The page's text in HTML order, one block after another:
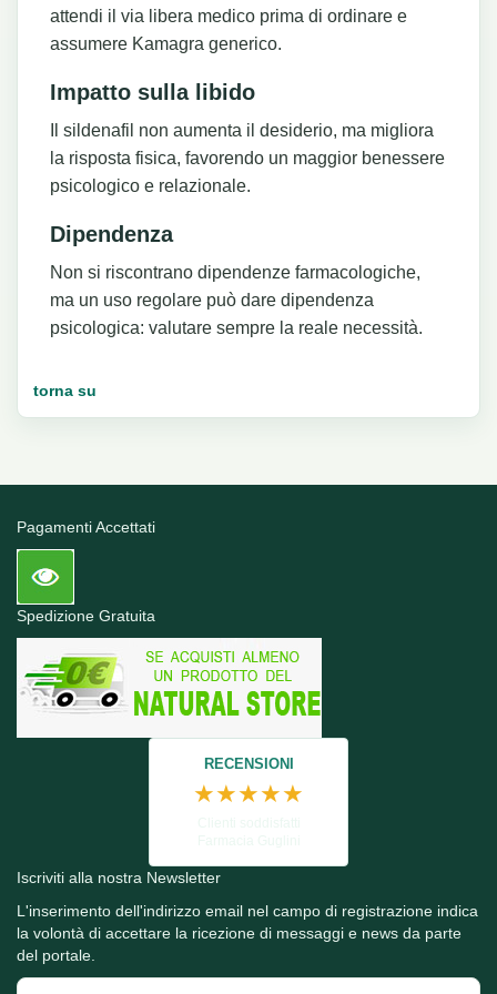
attendi il via libera medico prima di ordinare e
assumere Kamagra generico.
Impatto sulla libido
Il sildenafil non aumenta il desiderio, ma migliora
la risposta fisica, favorendo un maggior benessere
psicologico e relazionale.
Dipendenza
Non si riscontrano dipendenze farmacologiche,
ma un uso regolare può dare dipendenza
psicologica: valutare sempre la reale necessità.
torna su
Pagamenti Accettati
Spedizione Gratuita
RECENSIONI
★★★★★
Iscriviti alla nostra Newsletter
L'inserimento dell'indirizzo email nel campo di registrazione indica
la volontà di accettare la ricezione di messaggi e news da parte
del portale.